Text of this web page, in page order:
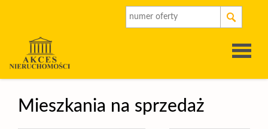
Mieszkania na sprzedaż